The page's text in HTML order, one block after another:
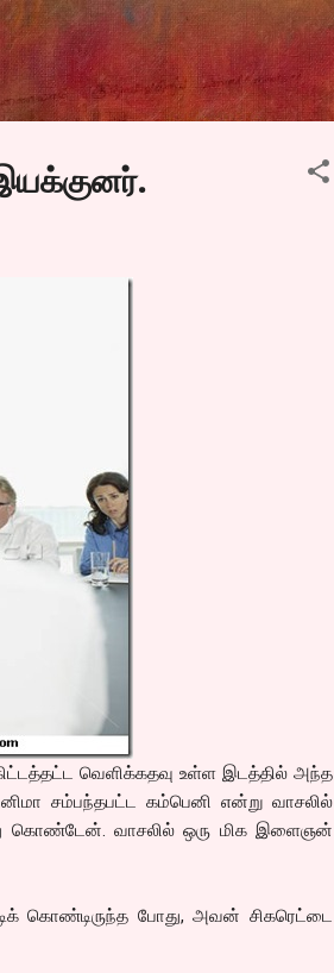
main content
வெளிக்கதவு உள்ள இடத்தில் அந்த
சம்பந்தபட்ட கம்பெனி என்று வாசலில்
கொண்டேன். வாசலில் ஒரு மிக இளைஞன்
கொண்டிருந்த போது, அவன் சிகரெட்டை